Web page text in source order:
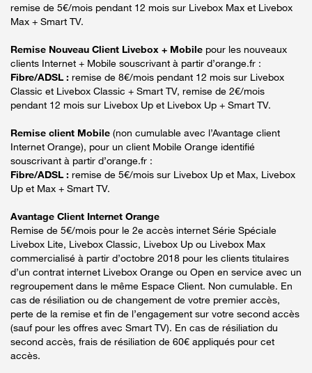
remise de 5€/mois pendant 12 mois sur Livebox Max et Livebox
Max + Smart TV.
Remise Nouveau Client Livebox + Mobile pour les nouveaux
clients Internet + Mobile souscrivant à partir d’orange.fr :
Fibre/ADSL : remise de 8€/mois pendant 12 mois sur Livebox
Classic et Livebox Classic + Smart TV, remise de 2€/mois
pendant 12 mois sur Livebox Up et Livebox Up + Smart TV.
Remise client Mobile (non cumulable avec l’Avantage client
Internet Orange), pour un client Mobile Orange identifié
souscrivant à partir d’orange.fr :
Fibre/ADSL : remise de 5€/mois sur Livebox Up et Max, Livebox
Up et Max + Smart TV.
Avantage Client Internet Orange
Remise de 5€/mois pour le 2e accès internet Série Spéciale
Livebox Lite, Livebox Classic, Livebox Up ou Livebox Max
commercialisé à partir d’octobre 2018 pour les clients titulaires
d’un contrat internet Livebox Orange ou Open en service avec un
regroupement dans le même Espace Client. Non cumulable. En
cas de résiliation ou de changement de votre premier accès,
perte de la remise et fin de l’engagement sur votre second accès
(sauf pour les offres avec Smart TV). En cas de résiliation du
second accès, frais de résiliation de 60€ appliqués pour cet
accès.